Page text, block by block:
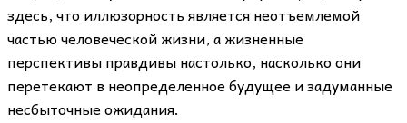
здесь, что иллюзорность является неотъемлемой
частью человеческой жизни, а жизненные
перспективы правдивы настолько, насколько они
перетекают в неопределенное будущее и задуманные
несбыточные ожидания.